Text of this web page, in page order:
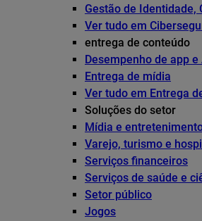
Gestão de Identidade,
Ver tudo em
entrega de conteúdo
Desempenho de app e
Entrega de mídia
Ver tudo em Entrega
Soluções do setor
Mídia e
Varejo, turismo e
Serviços financeiros
Serviços de saúde e
Setor público
Jogos